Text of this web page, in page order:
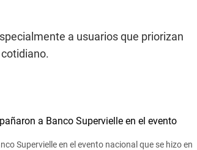
a usuarios que priorizan
Supervielle en el evento nacional que se hizo en